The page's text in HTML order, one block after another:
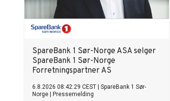
SpareBank 1 Sør-Norge ASA selger
SpareBank 1 Sør-Norge
Forretningspartner AS
6.8.2026 08:42:29 CEST
SpareBank 1 Sør-
Norge
Pressemelding